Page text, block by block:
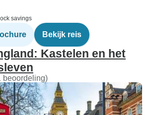
savings
Bekijk reis
Kastelen en het
beoordeling)